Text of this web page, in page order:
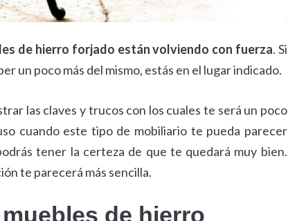
de hierro forjado están volviendo con fuerza. Si
un poco más del mismo, estás en el lugar indicado.
las claves y trucos con los cuales te será un poco
cuando este tipo de mobiliario te pueda parecer
tener la certeza de que te quedará muy bien.
te parecerá más sencilla.
de hierro